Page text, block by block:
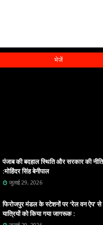
पंजाब की बदहाल स्थिति और सरकार की
:मोहिंदर सिंह बेनीपाल
जुलाई 29, 2026
फिरोजपुर मंडल के स्टेशनों पर ‘रेल वन ऐप’
यात्रियों को किया गया जागरूक :